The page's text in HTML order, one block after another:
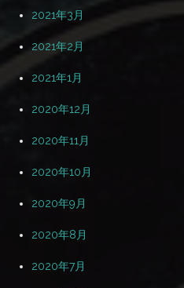
2021年3月
2021年2月
2021年1月
2020年12月
2020年11月
2020年10月
2020年9月
2020年8月
2020年7月